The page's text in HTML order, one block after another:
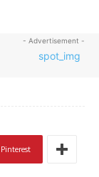
- Advertisement -
Pinterest